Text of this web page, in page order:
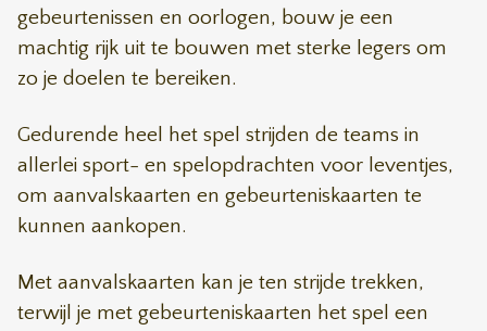
gebeurtenissen en oorlogen, bouw je een
machtig rijk uit te bouwen met sterke legers om
zo je doelen te bereiken.
Gedurende heel het spel strijden de teams in
allerlei sport- en spelopdrachten voor leventjes,
om aanvalskaarten en gebeurteniskaarten te
kunnen aankopen.
Met aanvalskaarten kan je ten strijde trekken,
terwijl je met gebeurteniskaarten het spel een